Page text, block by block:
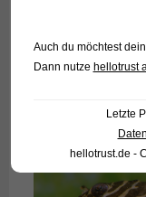
Auch du möchtest
Dann nutze hellotrust
Letzte
hellotrust.de -